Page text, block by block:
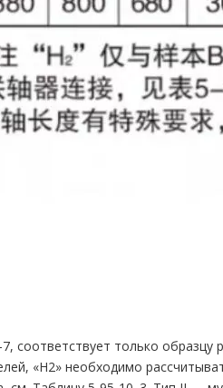
соответствует только
«H2» необходимо